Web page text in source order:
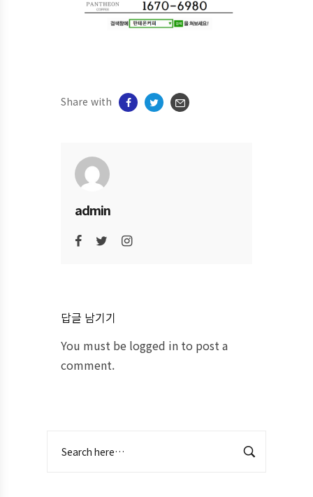
Share with
admin
답글 남기기
You must be logged in to post a
comment.